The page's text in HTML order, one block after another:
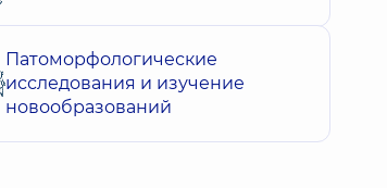
Патоморфологические
исследования и изучение
новообразований